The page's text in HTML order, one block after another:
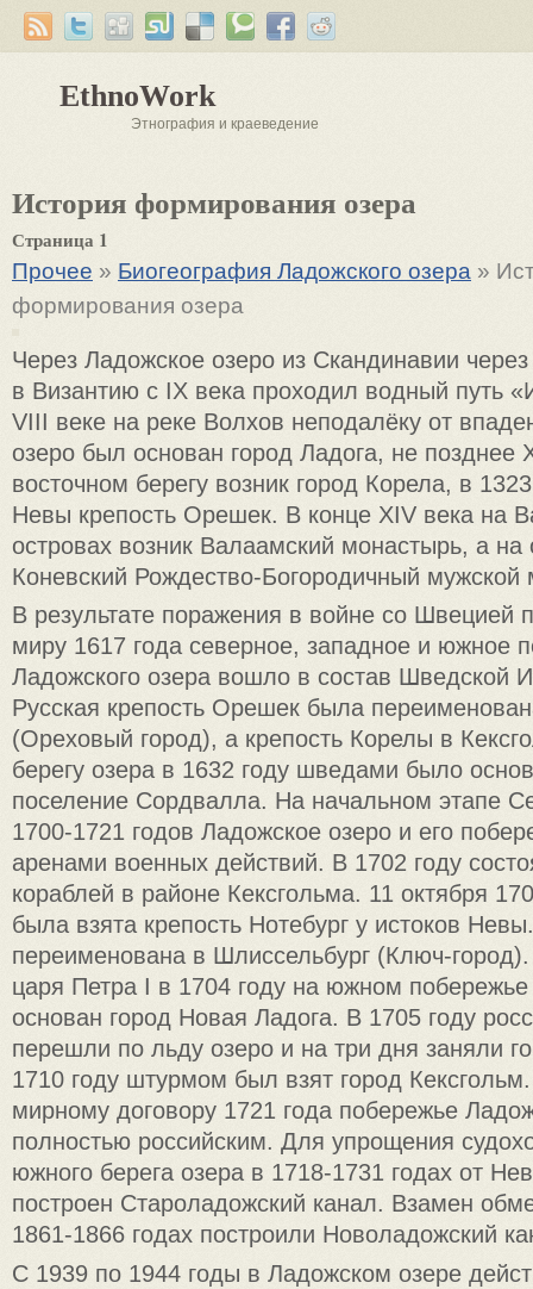
EthnoWork
Этнография и краеведение
История формирования озера
Страница 1
Прочее » Биогеография Ладожского озера »
формирования озера
Через Ладожское озеро из Скандинавии
в Византию с IX века проходил водный путь
VIII веке на реке Волхов неподалёку от
озеро был основан город Ладога, не позднее
восточном берегу возник город Корела, в
Невы крепость Орешек. В конце XIV века на
островах возник Валаамский монастырь, а на
Коневский Рождество-Богородичный мужской
В результате поражения в войне со Швецией
миру 1617 года северное, западное и южное
Ладожского озера вошло в состав Шведской
Русская крепость Орешек была
(Ореховый город), а крепость Корелы в
берегу озера в 1632 году шведами было
поселение Сордвалла. На начальном этапе
1700-1721 годов Ладожское озеро и его
аренами военных действий. В 1702 году
кораблей в районе Кексгольма. 11 октября
была взята крепость Нотебург у истоков
переименована в Шлиссельбург (Ключ-
царя Петра I в 1704 году на южном побережье
основан город Новая Ладога. В 1705 году
перешли по льду озеро и на три дня заняли
1710 году штурмом был взят город
мирному договору 1721 года побережье
полностью российским. Для упрощения
южного берега озера в 1718-1731 годах от
построен Староладожский канал. Взамен
1861-1866 годах построили Новоладожский
С 1939 по 1944 годы в Ладожском озере